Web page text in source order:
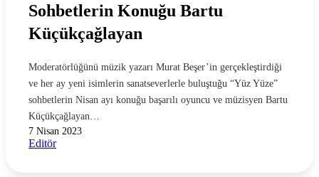
Sohbetlerin Konuğu Bartu
Küçükçağlayan
Moderatörlüğünü müzik yazarı Murat Beşer’in gerçekleştirdiği
ve her ay yeni isimlerin sanatseverlerle buluştuğu “Yüz Yüze”
sohbetlerin Nisan ayı konuğu başarılı oyuncu ve müzisyen Bartu
Küçükçağlayan…
7 Nisan 2023
Editör